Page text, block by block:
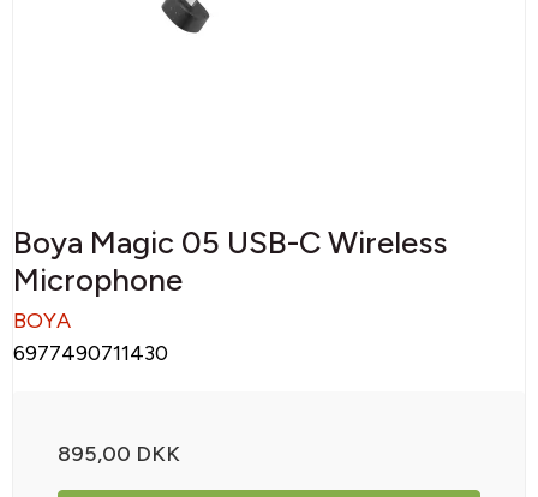
Boya Magic 05 USB-C Wireless
Microphone
BOYA
6977490711430
895,00 DKK